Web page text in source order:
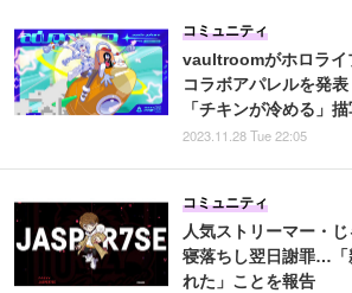
vaultroomがホロライ
コラボアパレルを発
「チキンが冷める」
コミュニティ
2023.11.28 Tue 22:05
人気ストリーマー・
寝落ちし翌日謝罪…「
れた」ことを報告
コミュニティ